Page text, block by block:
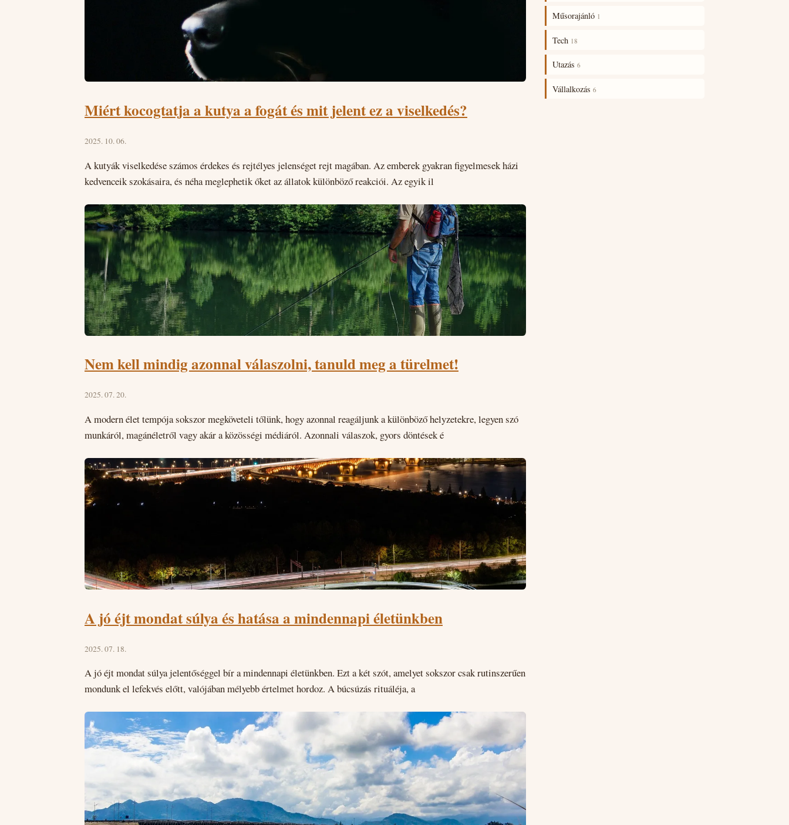
Miért kocogtatja a kutya a fogát és mit jelent ez a viselkedés?
2025. 10. 06.
A kutyák viselkedése számos érdekes és rejtélyes jelenséget rejt magában. Az emberek gyakran figyelmesek házi
kedvenceik szokásaira, és néha meglephetik őket az állatok különböző reakciói. Az egyik il
Nem kell mindig azonnal válaszolni, tanuld meg a türelmet!
2025. 07. 20.
A modern élet tempója sokszor megköveteli tőlünk, hogy azonnal reagáljunk a különböző helyzetekre, legyen szó
munkáról, magánéletről vagy akár a közösségi médiáról. Azonnali válaszok, gyors döntések é
A jó éjt mondat súlya és hatása a mindennapi életünkben
2025. 07. 18.
A jó éjt mondat súlya jelentőséggel bír a mindennapi életünkben. Ezt a két szót, amelyet sokszor csak rutinszerűen
mondunk el lefekvés előtt, valójában mélyebb értelmet hordoz. A búcsúzás rituáléja, a
Műsorajánló 1
Tech 18
Utazás 6
Vállalkozás 6